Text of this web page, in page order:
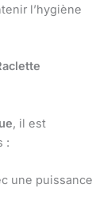
l’hygiène
, il est
:
une puissance